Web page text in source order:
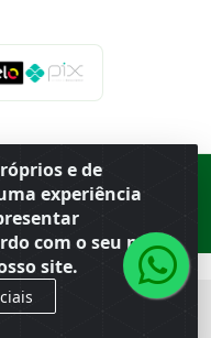
e de
experiência
com o seu perfil
site.
Ferreira ·BR